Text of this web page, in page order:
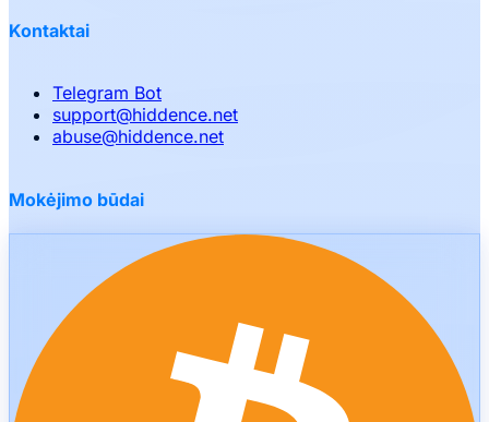
Kontaktai
Telegram Bot
support@hiddence.net
abuse@hiddence.net
Mokėjimo būdai